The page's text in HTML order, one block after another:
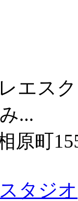
エス
...
原町
タジオ